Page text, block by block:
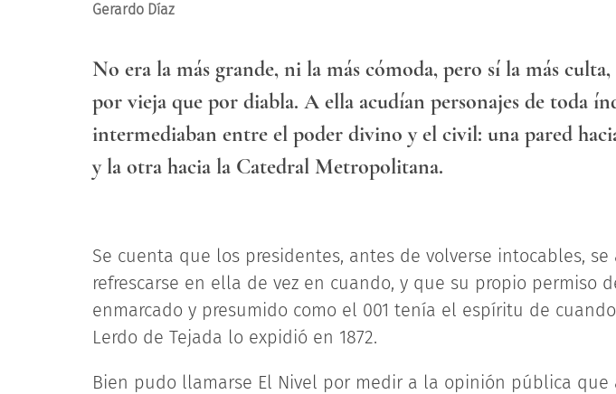
Gerardo Díaz
No era la más grande, ni la más cómoda, pero sí la más culta,
por vieja que por diabla. A ella acudían personajes de toda
intermediaban entre el poder divino y el civil: una pared
y la otra hacia la Catedral Metropolitana.
Se cuenta que los presidentes, antes de volverse intocables, se
refrescarse en ella de vez en cuando, y que su propio permiso
enmarcado y presumido como el 001 tenía el espíritu de
Lerdo de Tejada lo expidió en 1872.
Bien pudo llamarse El Nivel por medir a la opinión pública